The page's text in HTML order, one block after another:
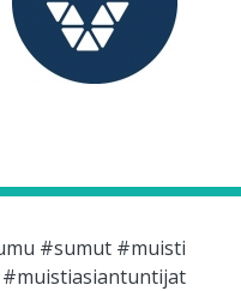
#sumut #muisti
#muistiasiantuntijat